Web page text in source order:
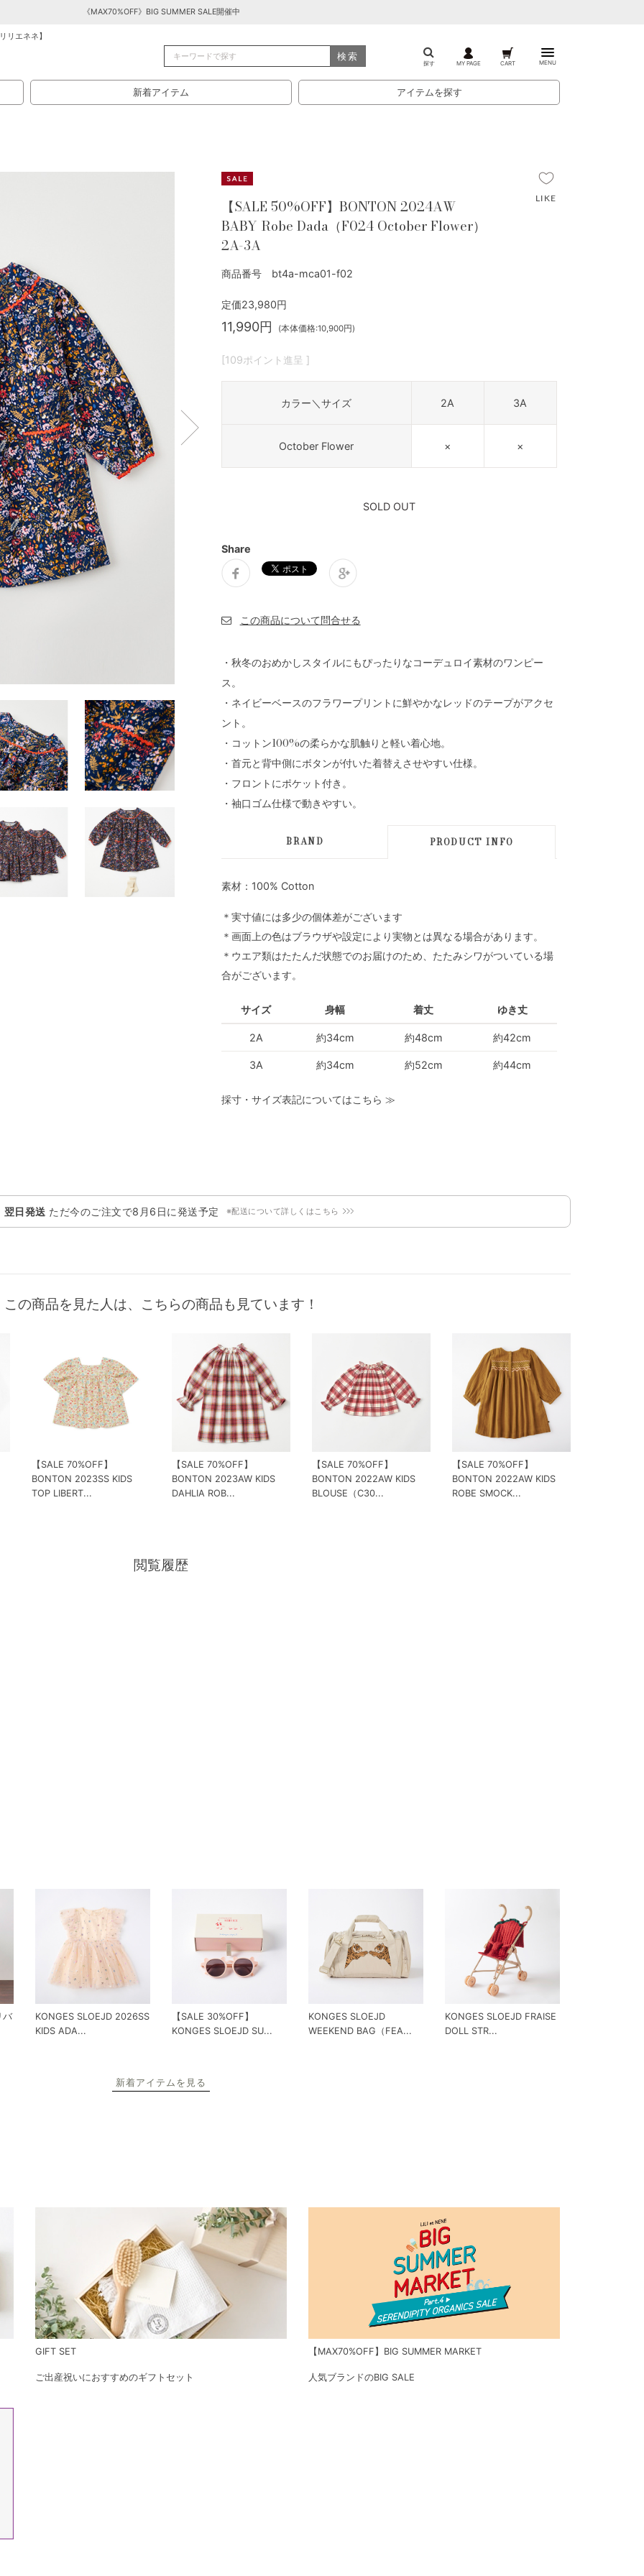
《MAX70%OFF》BIG SUMMER SALE開催中
リエネネ】
検索
探す MY PAGE CART MENU
新着アイテム アイテムを探す
【SALE 50%OFF】BONTON 2024AW
BABY Robe Dada（F024 October Flower）
2A-3A
商品番号 bt4a-mca01-f02
定価23,980円
11,990円 (本体価格:10,900円)
[109ポイント進呈 ]
カラー＼サイズ 2A 3A
October Flower × ×
SOLD OUT
Share
・秋冬のおめかしスタイルにもぴったりなコーデュロイ素材のワンピー
ス。
・ネイビーベースのフラワープリントに鮮やかなレッドのテープがアクセ
ント。
・コットン100%の柔らかな肌触りと軽い着心地。
・首元と背中側にボタンが付いた着替えさせやすい仕様。
・フロントにポケット付き。
・袖口ゴム仕様で動きやすい。
BRAND PRODUCT INFO
素材：100% Cotton
＊実寸値には多少の個体差がございます
＊画面上の色はブラウザや設定により実物とは異なる場合があります。
＊ウエア類はたたんだ状態でのお届けのため、たたみシワがついている場
合がございます。
サイズ 身幅 着丈 ゆき丈
2A 約34cm 約48cm 約42cm
3A 約34cm 約52cm 約44cm
採寸・サイズ表記についてはこちら ≫
翌日発送 ただ今のご注文で8月6日に発送予定 ※配送について詳しくはこちら
この商品を見た人は、こちらの商品も見ています！
【SALE 70%OFF】
BONTON 2023SS KIDS
TOP LIBERT...
【SALE 70%OFF】
BONTON 2023AW KIDS
DAHLIA ROB...
【SALE 70%OFF】
BONTON 2022AW KIDS
BLOUSE（C30...
【SALE 70%OFF】
BONTON 2022AW KIDS
ROBE SMOCK...
閲覧履歴
バ
KONGES SLOEJD 2026SS
KIDS ADA...
【SALE 30%OFF】
KONGES SLOEJD SU...
KONGES SLOEJD
WEEKEND BAG（FEA...
KONGES SLOEJD FRAISE
DOLL STR...
新着アイテムを見る
GIFT SET
ご出産祝いにおすすめのギフトセット
【MAX70%OFF】BIG SUMMER MARKET
人気ブランドのBIG SALE